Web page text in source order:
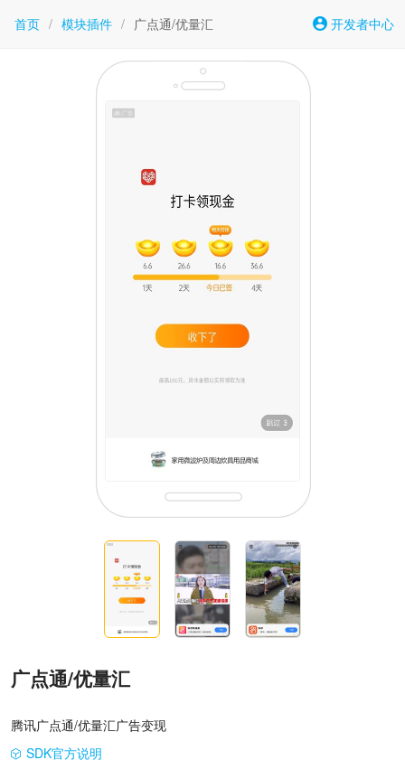
首页 / 模块插件 / 广点通/优量汇 开发者中心
广点通/优量汇
腾讯广点通/优量汇广告变现
SDK官方说明